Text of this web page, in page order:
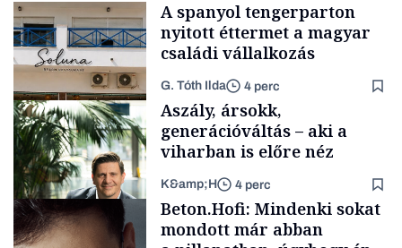
Gasztró
A spanyol tengerparton
nyitott éttermet a magyar
családi vállalkozás
G. Tóth Ilda 4 perc
Aszály, ársokk,
generációváltás – aki a
viharban is előre néz
K&amp;H 4 perc
Beton.Hofi: Mindenki sokat
mondott már abban